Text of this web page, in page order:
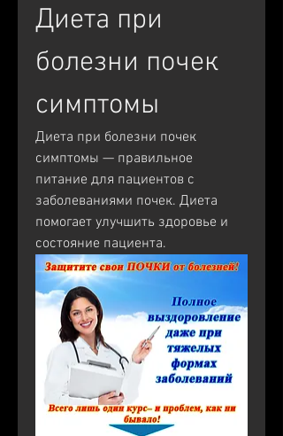
Диета при
болезни почек
симптомы
Диета при болезни почек
симптомы — правильное
питание для пациентов с
заболеваниями почек. Диета
помогает улучшить здоровье и
состояние пациента.